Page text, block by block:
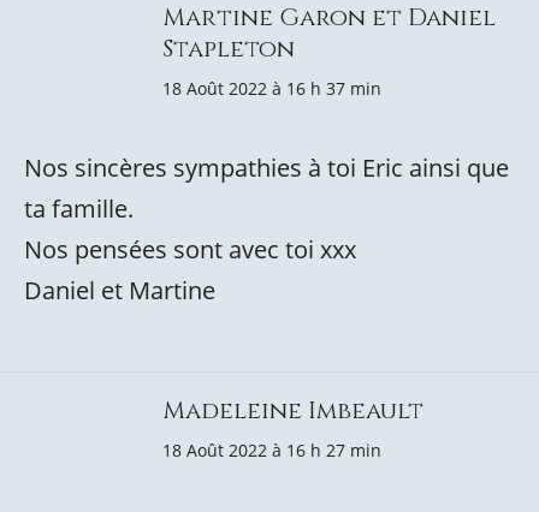
Martine Garon et Daniel
Stapleton
18 Août 2022 à 16 h 37 min
Nos sincères sympathies à toi Eric ainsi que
ta famille.
Nos pensées sont avec toi xxx
Daniel et Martine
Madeleine Imbeault
18 Août 2022 à 16 h 27 min